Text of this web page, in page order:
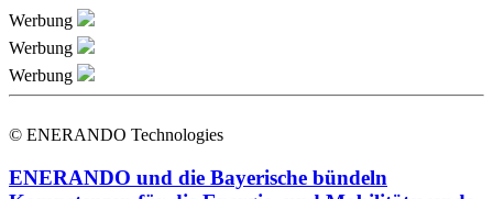
Werbung
Werbung
Werbung
© ENERANDO Technologies
ENERANDO und die Bayerische bündeln